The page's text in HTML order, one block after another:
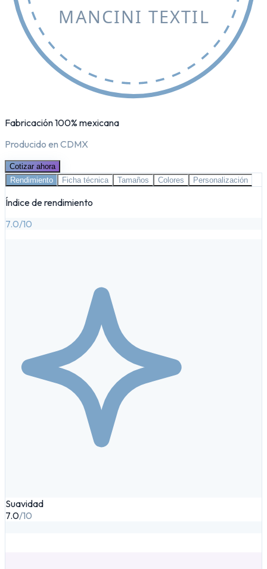
MANCINI TEXTIL
Fabricación 100% mexicana
Producido en CDMX
Cotizar ahora
Rendimiento
Ficha técnica Tamaños Colores Personalización
Índice de rendimiento
7.0/10
Suavidad
7.0/10